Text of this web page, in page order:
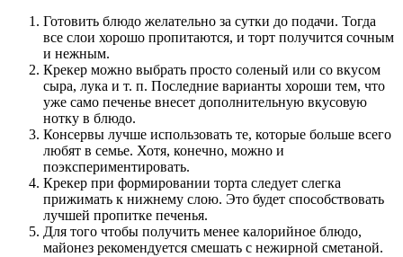
Готовить блюдо желательно за сутки до подачи. Тогда
все слои хорошо пропитаются, и торт получится сочным
и нежным.
Крекер можно выбрать просто соленый или со вкусом
сыра, лука и т. п. Последние варианты хороши тем, что
уже само печенье внесет дополнительную вкусовую
нотку в блюдо.
Консервы лучше использовать те, которые больше всего
любят в семье. Хотя, конечно, можно и
поэкспериментировать.
Крекер при формировании торта следует слегка
прижимать к нижнему слою. Это будет способствовать
лучшей пропитке печенья.
Для того чтобы получить менее калорийное блюдо,
майонез рекомендуется смешать с нежирной сметаной.